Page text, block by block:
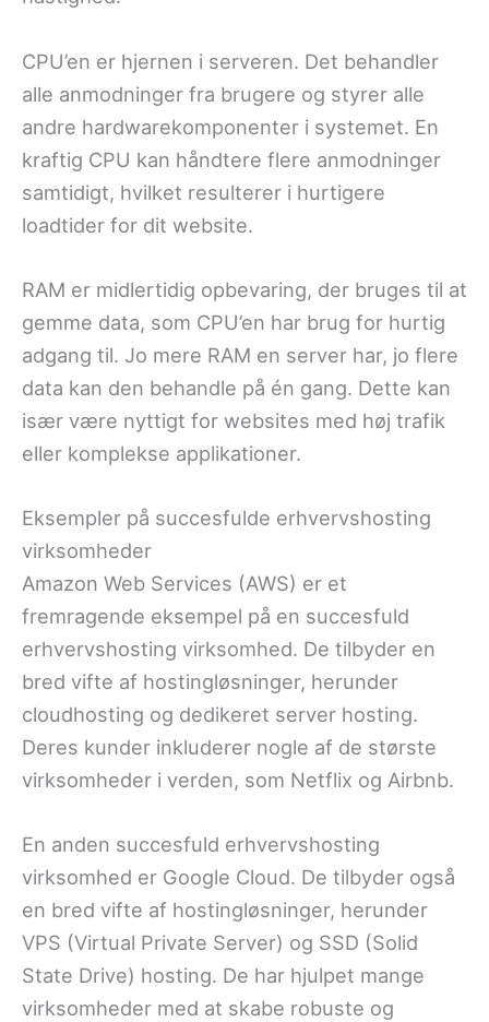
CPU’en er hjernen i serveren. Det behandler
alle anmodninger fra brugere og styrer alle
andre hardwarekomponenter i systemet. En
kraftig CPU kan håndtere flere anmodninger
samtidigt, hvilket resulterer i hurtigere
loadtider for dit website.
RAM er midlertidig opbevaring, der bruges til at
gemme data, som CPU’en har brug for hurtig
adgang til. Jo mere RAM en server har, jo flere
data kan den behandle på én gang. Dette kan
især være nyttigt for websites med høj trafik
eller komplekse applikationer.
Eksempler på succesfulde erhvervshosting
virksomheder
Amazon Web Services (AWS) er et
fremragende eksempel på en succesfuld
erhvervshosting virksomhed. De tilbyder en
bred vifte af hostingløsninger, herunder
cloudhosting og dedikeret server hosting.
Deres kunder inkluderer nogle af de største
virksomheder i verden, som Netflix og Airbnb.
En anden succesfuld erhvervshosting
virksomhed er Google Cloud. De tilbyder også
en bred vifte af hostingløsninger, herunder
VPS (Virtual Private Server) og SSD (Solid
State Drive) hosting. De har hjulpet mange
virksomheder med at skabe robuste og